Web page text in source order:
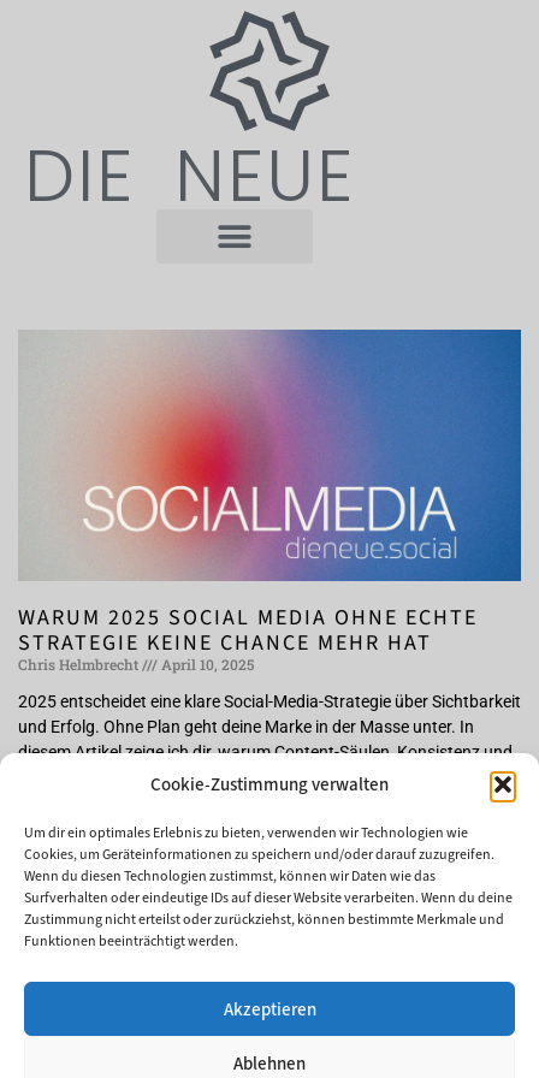
Cookie-Zustimmung verwalten
Um dir ein optimales Erlebnis zu bieten, verwenden wir Technologien wie
Cookies, um Geräteinformationen zu speichern und/oder darauf zuzugreifen.
Wenn du diesen Technologien zustimmst, können wir Daten wie das
Surfverhalten oder eindeutige IDs auf dieser Website verarbeiten. Wenn du deine
Zustimmung nicht erteilst oder zurückziehst, können bestimmte Merkmale und
Funktionen beeinträchtigt werden.
Akzeptieren
Ablehnen
DIE NEUE
WARUM 2025 SOCIAL MEDIA OHNE ECHTE
STRATEGIE KEINE CHANCE MEHR HAT
Chris Helmbrecht
April 10, 2025
2025 entscheidet eine klare Social-Media-Strategie über Sichtbarkeit
und Erfolg. Ohne Plan geht deine Marke in der Masse unter. In
diesem Artikel zeige ich dir, warum Content-Säulen, Konsistenz und
smarte Tools der Schlüssel sind, um online wirklich aufzufallen.
Weiterlesen »
DU BRAUCHST...